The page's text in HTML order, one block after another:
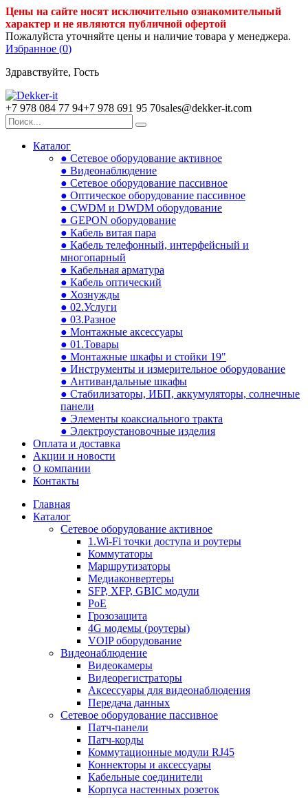
Цены на сайте носят исключительно ознакомительный
характер и не являются публичной офертой
Пожалуйста уточняйте цены и наличие товара у менеджера.
Избранное (0)
Здравствуйте, Гость
+7 978 084 77 94+7 978 691 95 70sales@dekker-it.com
Каталог
● Сетевое оборудование активное
● Видеонаблюдение
● Сетевое оборудование пассивное
● Оптическое оборудование пассивное
● CWDM и DWDM оборудование
● GEPON оборудование
● Кабель витая пара
● Кабель телефонный, интерфейсный и
многопарный
● Кабельная арматура
● Кабель оптический
● Хознужды
● 02.Услуги
● 03.Разное
● Монтажные аксессуары
● 01.Товары
● Монтажные шкафы и стойки 19"
● Инструменты и измерительное оборудование
● Антивандальные шкафы
● Стабилизаторы, ИБП, аккумуляторы, солнечные
панели
● Элементы коаксиального тракта
● Электроустановочные изделия
Оплата и доставка
Акции и новости
О компании
Контакты
Главная
Каталог
Сетевое оборудование активное
1.Wi-Fi точки доступа и роутеры
Коммутаторы
Маршрутизаторы
Медиаконвертеры
SFP, XFP, GBIC модули
PoE
Грозозащита
4G модемы (роутеры)
VOIP оборудование
Видеонаблюдение
Видеокамеры
Видеорегистраторы
Аксессуары для видеонаблюдения
Передача данных
Сетевое оборудование пассивное
Патч-панели
Патч-корды
Коммутационные модули RJ45
Коннекторы и аксессуары
Кабельные соединители
Корпуса настенных розеток